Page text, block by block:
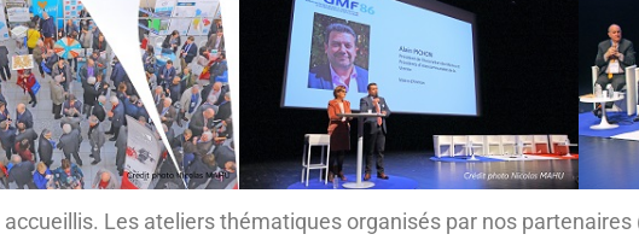
Les ateliers thématiques organisés par nos partenaires